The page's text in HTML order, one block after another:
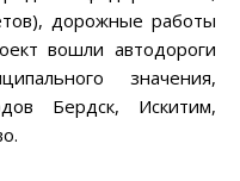
дорожные работы
вошли автодороги
значения,
Бердск, Искитим,